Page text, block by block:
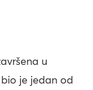
u
je jedan od